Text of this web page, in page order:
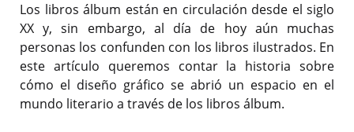
Los libros álbum están en circulación desde el siglo
XX y, sin embargo, al día de hoy aún muchas
personas los confunden con los libros ilustrados. En
este artículo queremos contar la historia sobre
cómo el diseño gráfico se abrió un espacio en el
mundo literario a través de los libros álbum.